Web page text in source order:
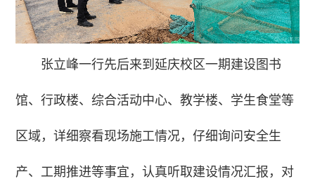
张立峰一行先后来到延庆校区一期建设图书
馆、行政楼、综合活动中心、教学楼、学生食堂等
区域，详细察看现场施工情况，仔细询问安全生
产、工期推进等事宜，认真听取建设情况汇报，对